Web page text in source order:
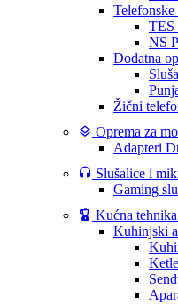
Telefonske
TES
NS
Dodatna
Žični
Oprema za
Adapteri
Slušalice i
Gaming
Kućna tehnika
Kuhinjski